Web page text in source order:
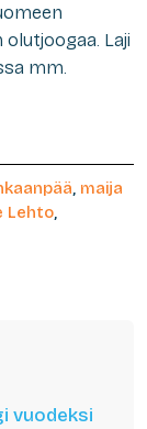
Laji
mm.
, maija
Lehto,
vuodeksi